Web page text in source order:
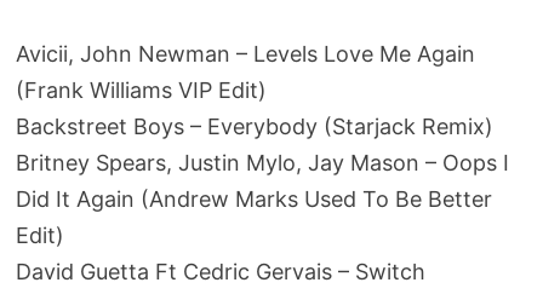
Avicii, John Newman – Levels Love Me Again
(Frank Williams VIP Edit)
Backstreet Boys – Everybody (Starjack Remix)
Britney Spears, Justin Mylo, Jay Mason – Oops I
Did It Again (Andrew Marks Used To Be Better
Edit)
David Guetta Ft Cedric Gervais – Switch